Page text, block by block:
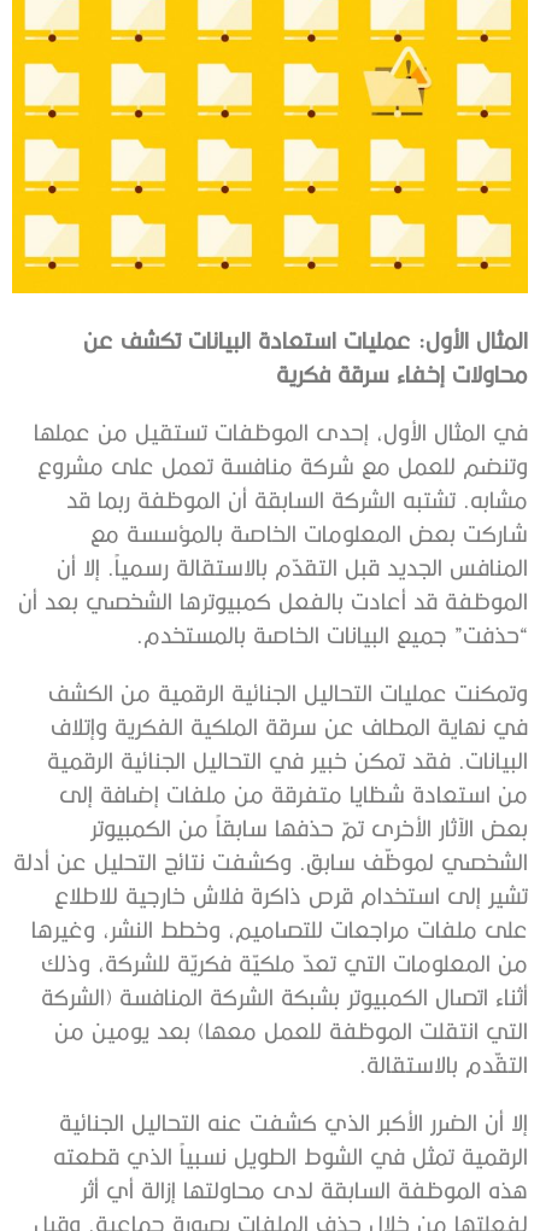
المثال الأول: عمليات استعادة البيانات تكشف عن
محاولات إخفاء سرقة فكرية
في المثال الأول، إحدى الموظفات تستقيل من عملها
وتنضم للعمل مع شركة منافسة تعمل على مشروع
مشابه. تشتبه الشركة السابقة أن الموظفة ربما قد
شاركت بعض المعلومات الخاصة بالمؤسسة مع
المنافس الجديد قبل التقدّم بالاستقالة رسمياً. إلا أن
الموظفة قد أعادت بالفعل كمبيوترها الشخصي بعد أن
“حذفت” جميع البيانات الخاصة بالمستخدم.
وتمكنت عمليات التحاليل الجنائية الرقمية من الكشف
في نهاية المطاف عن سرقة الملكية الفكرية وإتلاف
البيانات. فقد تمكن خبير في التحاليل الجنائية الرقمية
من استعادة شظايا متفرقة من ملفات إضافة إلى
بعض الآثار الأخرى تمّ حذفها سابقاً من الكمبيوتر
الشخصي لموظّف سابق. وكشفت نتائج التحليل عن أدلة
تشير إلى استخدام قرص ذاكرة فلاش خارجية للاطلاع
على ملفات مراجعات للتصاميم، وخطط النشر، وغيرها
من المعلومات التي تعدّ ملكيّة فكريّة للشركة، وذلك
أثناء اتصال الكمبيوتر بشبكة الشركة المنافسة (الشركة
التي انتقلت الموظفة للعمل معها) بعد يومين من
التقّدم بالاستقالة.
إلا أن الضرر الأكبر الذي كشفت عنه التحاليل الجنائية
الرقمية تمثل في الشوط الطويل نسبياً الذي قطعته
هذه الموظفة السابقة لدى محاولتها إزالة أي أثر
لفعلتها من خلال حذف الملفات بصورة جماعية. وقبل